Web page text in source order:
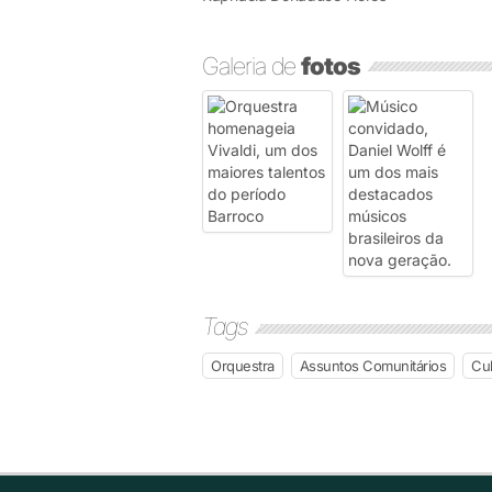
Galeria defotos
Tags
Orquestra Assuntos Comunitários